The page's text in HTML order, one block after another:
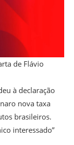
de Flávio
à declaração
nova taxa
brasileiros.
interessado”